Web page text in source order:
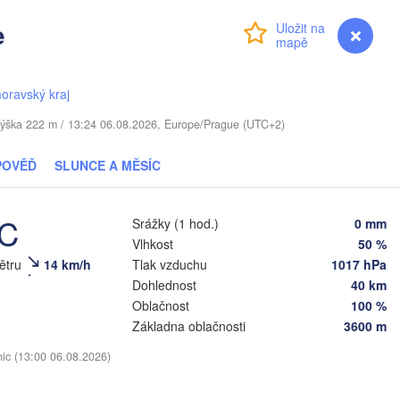
myVentusky Předpověď
kraj
222 m / 13:24 06.08.2026, Europe/Prague (UTC+2)
SLUNCE A MĚSÍC
14 km/h
Srážky (1 hod.)
0 mm
Vlhkost
50 %
Tlak vzduchu
1017 hPa
Dohlednost
40 km
Oblačnost
100 %
Základna oblačnosti
3600 m
(13:00 06.08.2026)
Київ
Мінск
(Babrujsk)
(Zhytomyr)
Чернігів
(Chernihiv)
Салігорск
Смоленск
(Sumy)